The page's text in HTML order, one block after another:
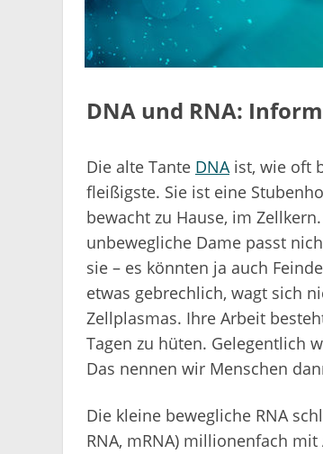
DNA und RNA:
Die alte Tante DNAist, wie oft
fleißigste. Sie ist eine
bewacht zu Hause, im
unbewegliche Dame passt
sie – es könnten ja auch
etwas gebrechlich, wagt sich
Zellplasmas. Ihre Arbeit
Tagen zu hüten. Gelegentlich
Das nennen wir Menschen
Die kleine bewegliche RNA
RNA, mRNA) millionenfach